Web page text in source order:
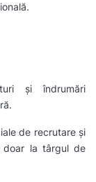
și îndrumări
de recrutare și
doar la târgul de